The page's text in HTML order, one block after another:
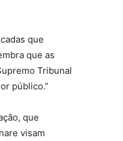
que
que as
Tribunal
público.”
que
visam